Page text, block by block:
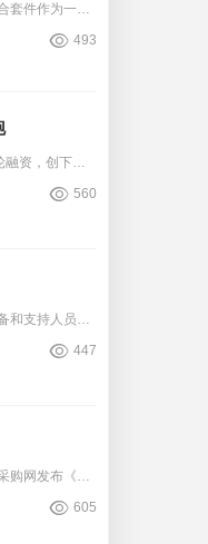
在现代医疗手术中，麻醉是确保手术顺利进行和患者安全的重要环节。全麻联合套件作为一种集成了多种麻醉设备和药物的综合性解决方案，为手术麻醉提供了全面、稳定且安全的支持。本文将
493
近日，中国植入式脑机接口领域的“黑马”阶梯医疗宣布完成３．５亿元大额Ｂ轮融资，创下国内该领域单笔融资最高纪录。启明创投、奥博资本、礼来亚洲基金等头部机构的加码，不仅印证了
560
授予研究机构的资助中，有１５％的金额可用于支付相关费用，例如建筑、设备和支持人员。图片来源：ＪＳｃｏｔｔＡｐｐｌｅｗｈｉｔｅ／ＡＰ据美国《卫报》报道，美国国立卫生研究院表
447
下个月起！１２类耗材启动大范围降价２月７日，辽宁省药品及医用耗材集中采购网发布《关于做好国家组织人工耳蜗及外周血管支架和省际联盟血液透析等类集中带量采购及输液器等类医用耗
605